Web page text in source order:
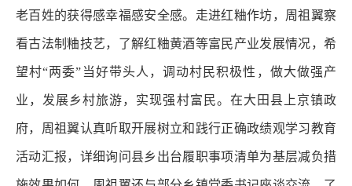
老百姓的获得感幸福感安全感。走进红粬作坊，周祖翼察
看古法制粬技艺，了解红粬黄酒等富民产业发展情况，希
望村“两委”当好带头人，调动村民积极性，做大做强产
业，发展乡村旅游，实现强村富民。在大田县上京镇政
府，周祖翼认真听取开展树立和践行正确政绩观学习教育
活动汇报，详细询问县乡出台履职事项清单为基层减负措